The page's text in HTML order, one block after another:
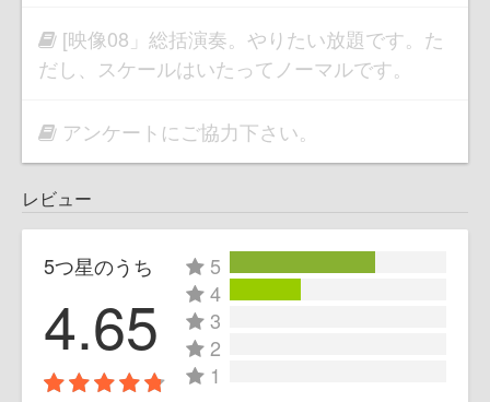
[映像08」総括演奏。やりたい放題です。た
だし、スケールはいたってノーマルです。
アンケートにご協力下さい。
レビュー
5つ星のうち
4.65
5
4
3
2
1